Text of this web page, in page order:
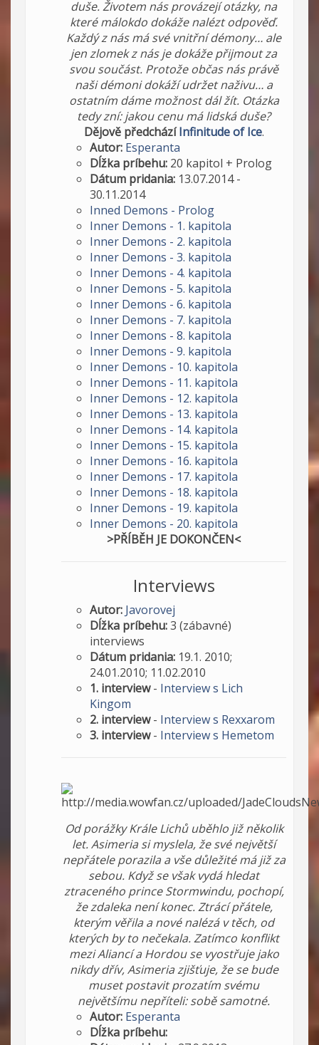
duše. Životem nás provázejí otázky, na
které málokdo dokáže nalézt odpověď.
Každý z nás má své vnitřní démony… ale
jen zlomek z nás je dokáže přijmout za
svou součást. Protože občas nás právě
naši démoni dokáží udržet naživu… a
ostatním dáme možnost dál žít. Otázka
tedy zní: jakou cenu má lidská duše?
Dějově předcházíInfinitude of Ice.
Autor: Esperanta
Dĺžka príbehu: 20 kapitol + Prolog
Dátum pridania: 13.07.2014 -
30.11.2014
Inned Demons - Prolog
Inner Demons - 1. kapitola
Inner Demons - 2. kapitola
Inner Demons - 3. kapitola
Inner Demons - 4. kapitola
Inner Demons - 5. kapitola
Inner Demons - 6. kapitola
Inner Demons - 7. kapitola
Inner Demons - 8. kapitola
Inner Demons - 9. kapitola
Inner Demons - 10. kapitola
Inner Demons - 11. kapitola
Inner Demons - 12. kapitola
Inner Demons - 13. kapitola
Inner Demons - 14. kapitola
Inner Demons - 15. kapitola
Inner Demons - 16. kapitola
Inner Demons - 17. kapitola
Inner Demons - 18. kapitola
Inner Demons - 19. kapitola
Inner Demons - 20. kapitola
>PŘÍBĚH JE DOKONČEN<
Interviews
Autor: Javorovej
Dĺžka príbehu:3 (zábavné)
interviews
Dátum pridania: 19.1. 2010;
24.01.2010; 11.02.2010
1. interview- Interview s Lich
Kingom
2. interview- Interview s Rexxarom
3. interview- Interview s Hemetom
Od porážky Krále Lichů uběhlo již několik
let. Asimeria si myslela, že své největší
nepřátele porazila a vše důležité má již za
sebou. Když se však vydá hledat
ztraceného prince Stormwindu, pochopí,
že zdaleka není konec. Ztrácí přátele,
kterým věřila a nové nalézá v těch, od
kterých by to nečekala. Zatímco konflikt
mezi Aliancí a Hordou se vyostřuje jako
nikdy dřív, Asimeria zjišťuje, že se bude
muset postavit prozatím svému
největšímu nepříteli: sobě samotné.
Autor: Esperanta
Dĺžka príbehu: